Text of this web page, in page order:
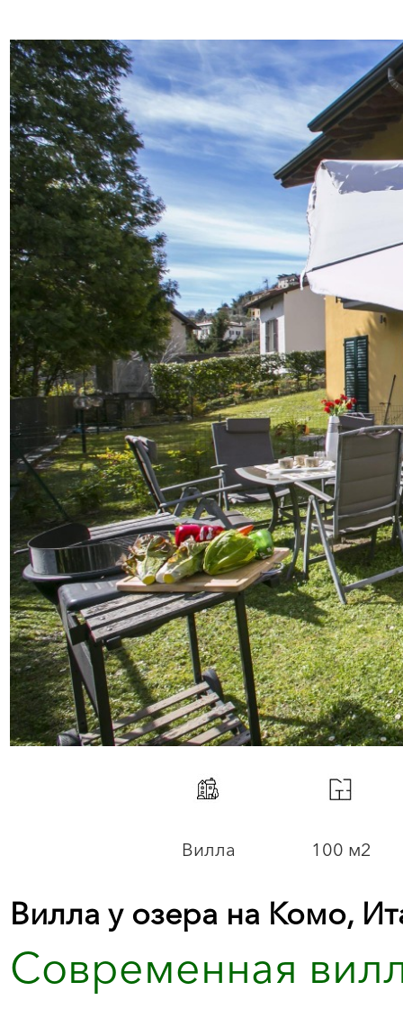
Вилла 100 м2
Вилла у озера на Комо,
Современная